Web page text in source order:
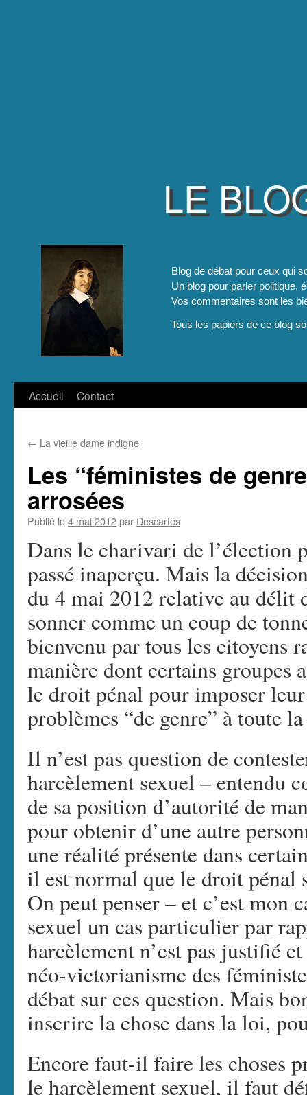
LE
Blog de débat pour ceux qui
Un blog pour parler politique,
Vos commentaires sont les
Tous les papiers de ce blog
Aller
contenu
Accueil Contact
← La vieille dame indigne
Les “féministes de
arrosées
Publié le4 mai 2012par Descartes
Dans le charivari de l’élection
passé inaperçu. Mais la
du 4 mai 2012 relative au délit
sonner comme un coup de
bienvenu par tous les citoyens
manière dont certains groupes
le droit pénal pour imposer
problèmes “de genre” à toute
Il n’est pas question de
harcèlement sexuel – entendu
de sa position d’autorité de
pour obtenir d’une autre
une réalité présente dans
il est normal que le droit pénal
On peut penser – et c’est mon
sexuel un cas particulier par
harcèlement n’est pas justifié
néo-victorianisme des
débat sur ces question. Mais
inscrire la chose dans la loi,
Encore faut-il faire les choses
le harcèlement sexuel, il faut